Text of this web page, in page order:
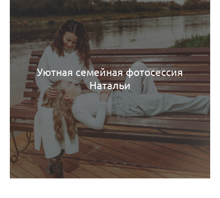
Уютная семейная фотосессия
Натальи